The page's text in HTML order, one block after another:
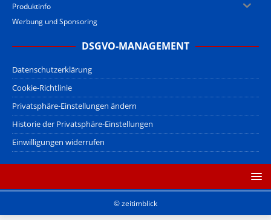
Produktinfo
Werbung und Sponsoring
DSGVO-MANAGEMENT
Datenschutzerklärung
Cookie-Richtlinie
Privatsphäre-Einstellungen ändern
Historie der Privatsphäre-Einstellungen
Einwilligungen widerrufen
© zeitimblick